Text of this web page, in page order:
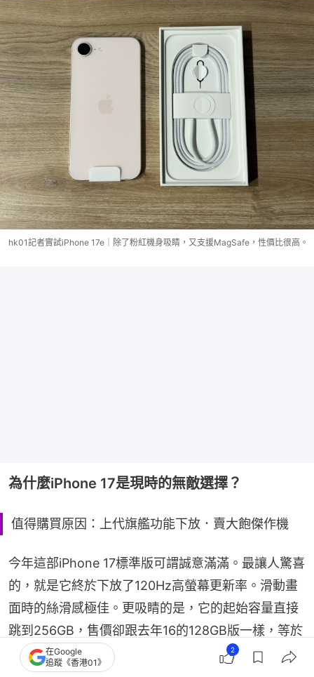
hk01記者實試iPhone 17e｜除了粉紅機身吸睛，又支援MagSafe，性價比很高。
為什麼iPhone 17是現時的無敵選擇？
值得購買原因：上代旗艦功能下放．賣大飽傑作機
今年這部iPhone 17標準版可謂誠意滿滿。最讓人驚喜
的，就是它終於下放了120Hz高螢幕更新率。滑動畫
面時的絲滑感極佳。更吸睛的是，它的起始容量直接
跳到256GB，售價卻跟去年16的128GB版一樣，等於
加量不加價。配上最新的A19晶片，買回去用個4到5
在Google
追蹤《香港01》
2